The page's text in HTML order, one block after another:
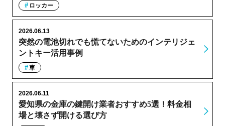
ロッカー
突然の電池切れでも慌てないためのインテリジェ
ントキー活用事例
2026.06.13
車
愛知県の金庫の鍵開け業者おすすめ5選！料金相
場と壊さず開ける選び方
2026.06.11